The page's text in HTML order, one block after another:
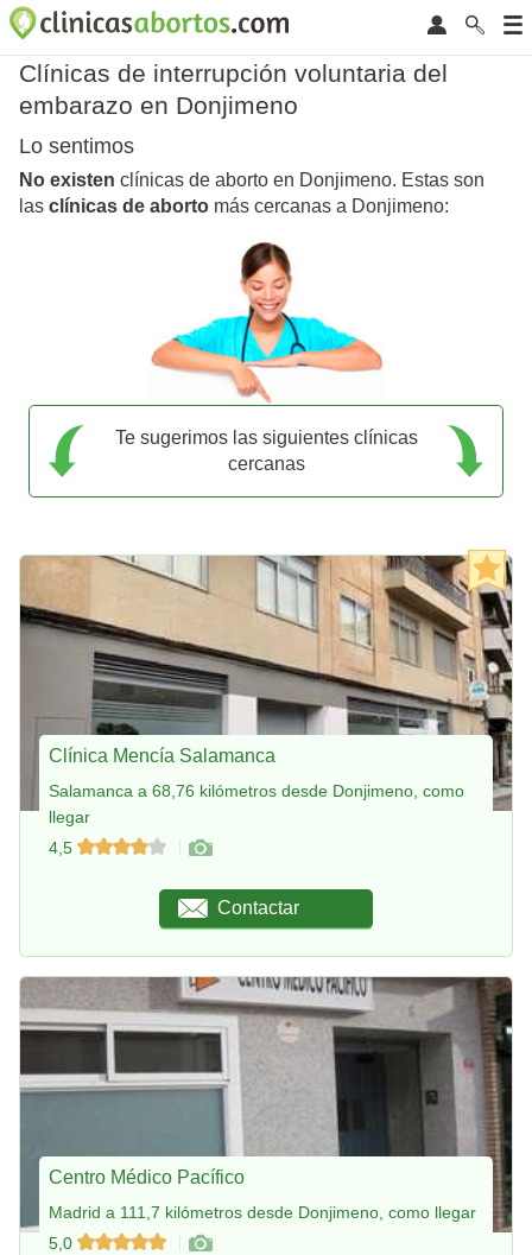
Clínicas de interrupción voluntaria del
embarazo en Donjimeno
Lo sentimos
No existen clínicas de aborto en Donjimeno. Estas son
las clínicas de aborto más cercanas a Donjimeno:
Te sugerimos las siguientes clínicas
cercanas
Clínica Mencía Salamanca
Salamanca a 68,76 kilómetros desde Donjimeno, como
llegar
4,5
Contactar
Centro Médico Pacífico
Madrid a 111,7 kilómetros desde Donjimeno, como llegar
5,0